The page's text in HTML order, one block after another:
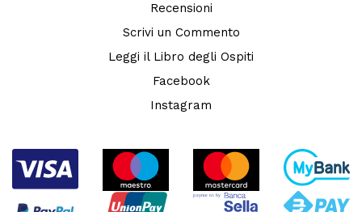
Recensioni
Scrivi un Commento
Leggi il Libro degli Ospiti
Facebook
Instagram